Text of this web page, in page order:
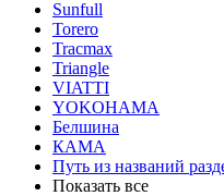
Sunfull
Torero
Tracmax
Triangle
VIATTI
YOKOHAMA
Белшина
КАМА
Путь из названий
Показать все